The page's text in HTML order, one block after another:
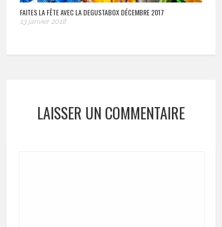
FAITES LA FÊTE AVEC LA DEGUSTABOX DÉCEMBRE 2017
13 janvier 2018
LAISSER UN COMMENTAIRE